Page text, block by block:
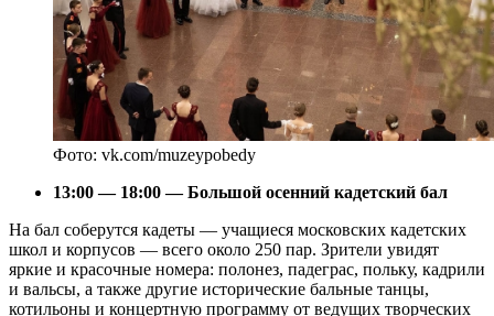
Фото: vk.com/muzeypobedy
13:00 — 18:00 — Большой осенний кадетский бал
На бал соберутся кадеты — учащиеся московских кадетских
школ и корпусов — всего около 250 пар. Зрители увидят
яркие и красочные номера: полонез, падеграс, польку, кадрили
и вальсы, а также другие исторические бальные танцы,
котильоны и концертную программу от ведущих творческих